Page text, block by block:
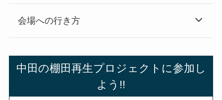
会場への行き方
中田の棚田再生プロジェクトに参加し
よう!!